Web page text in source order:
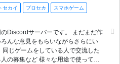
セカイ プロセカ スマホゲーム
Discordサーバーです。 まだまだ作
んな意見をもらいながらさらにい
の募集など 様々な用途で使ってく